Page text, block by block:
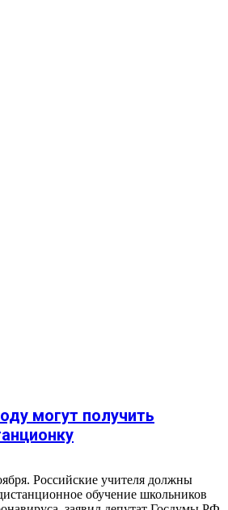
могут получить
Российские учителя должны
обучение школьников